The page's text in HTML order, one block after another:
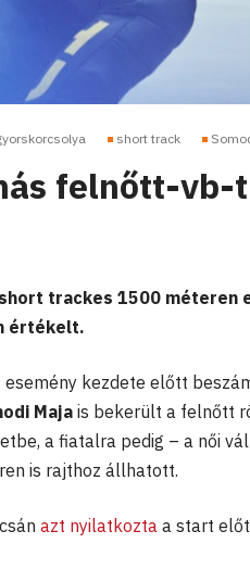
short track
felnőtt-vb-
trackes 1500 méteren
értékelt.
esemény kezdete előtt
Maja is bekerült a felnőtt
a fiatalra pedig – a női
is rajthoz állhatott.
azt nyilatkozta a start